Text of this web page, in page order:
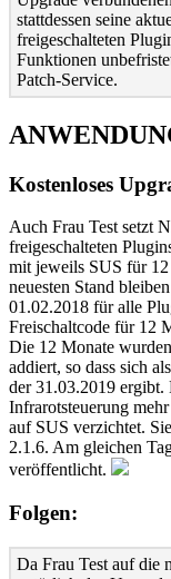
stattdessen seine
freigeschalteten
Funktionen
Patch-Service.
Kostenloses
Auch Frau Test setzt
freigeschalteten
mit jeweils SUS für
neuesten Stand
01.02.2018 für alle
Freischaltcode für 12
Die 12 Monate
addiert, so dass sich
der 31.03.2019
Infrarotsteuerung
auf SUS verzichtet.
2.1.6. Am gleichen
veröffentlicht.
Folgen:
Da Frau Test auf die